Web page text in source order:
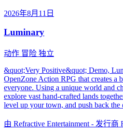
2026年8月11日
Luminary
动作 冒险 独立
&quot;Very Positive&quot; Demo,
OpenZone Action RPG that creates a
everyone. Using a unique world and
explore vast hand-crafted lands
level up your town, and push back the
由 Refractive Entertainment - 发行商